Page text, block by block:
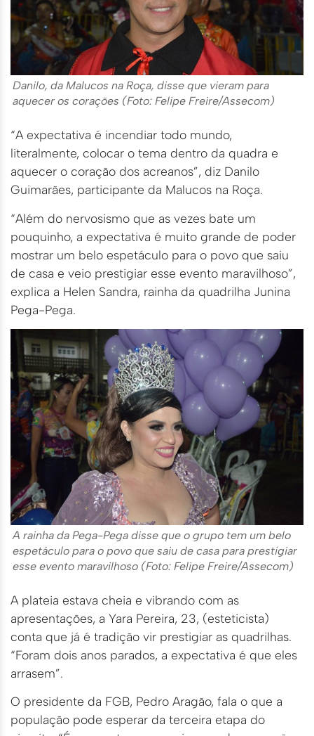
Danilo, da Malucos na Roça, disse que vieram para
aquecer os corações (Foto: Felipe Freire/Assecom)
“A expectativa é incendiar todo mundo,
literalmente, colocar o tema dentro da quadra e
aquecer o coração dos acreanos”, diz Danilo
Guimarães, participante da Malucos na Roça.
“Além do nervosismo que as vezes bate um
pouquinho, a expectativa é muito grande de poder
mostrar um belo espetáculo para o povo que saiu
de casa e veio prestigiar esse evento maravilhoso”,
explica a Helen Sandra, rainha da quadrilha Junina
Pega-Pega.
A rainha da Pega-Pega disse que o grupo tem um belo
espetáculo para o povo que saiu de casa para prestigiar
esse evento maravilhoso (Foto: Felipe Freire/Assecom)
A plateia estava cheia e vibrando com as
apresentações, a Yara Pereira, 23, (esteticista)
conta que já é tradição vir prestigiar as quadrilhas.
“Foram dois anos parados, a expectativa é que eles
arrasem”.
O presidente da FGB, Pedro Aragão, fala o que a
população pode esperar da terceira etapa do